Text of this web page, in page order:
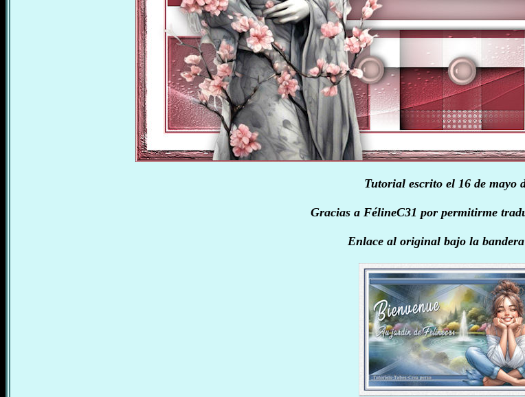
Tutorial escrito el 16 de mayo
Gracias a FélineC31 por permitirme
Enlace al original bajo la